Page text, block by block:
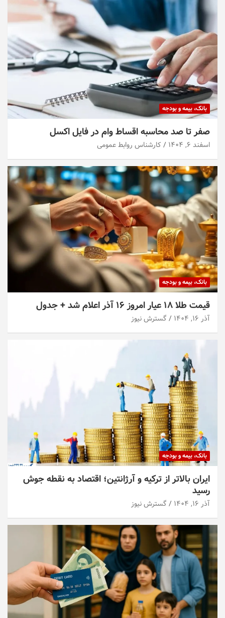
بانک، بیمه و بودجه
صفر تا صد محاسبه اقساط وام در فایل اکسل
اسفند ۶, ۱۴۰۴ کارشناس روابط عمومی
بانک، بیمه و بودجه
قیمت طلا ۱۸ عیار امروز ۱۶ آذر اعلام شد + جدول
آذر ۱۶, ۱۴۰۴ گسترش نیوز
بانک، بیمه و بودجه
ایران بالاتر از ترکیه و آرژانتین؛ اقتصاد به نقطه جوش
رسید
آذر ۱۶, ۱۴۰۴ گسترش نیوز